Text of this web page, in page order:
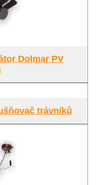
Dolmar PV
trávníků